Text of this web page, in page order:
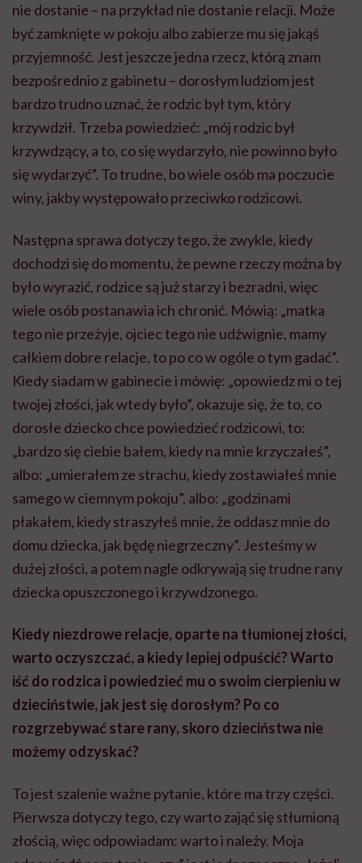
nie dostanie – na przykład nie dostanie relacji. Może
być zamknięte w pokoju albo zabierze mu się jakąś
przyjemność. Jest jeszcze jedna rzecz, którą znam
bezpośrednio z gabinetu – dorosłym ludziom jest
bardzo trudno uznać, że rodzic był tym, który
krzywdził. Trzeba powiedzieć: „mój rodzic był
krzywdzący, a to, co się wydarzyło, nie powinno było
się wydarzyć”. To trudne, bo wiele osób ma poczucie
winy, jakby występowało przeciwko rodzicowi.
Następna sprawa dotyczy tego, że zwykle, kiedy
dochodzi się do momentu, że pewne rzeczy można by
było wyrazić, rodzice są już starzy i bezradni, więc
wiele osób postanawia ich chronić. Mówią: „matka
tego nie przeżyje, ojciec tego nie udźwignie, mamy
całkiem dobre relacje, to po co w ogóle o tym gadać”.
Kiedy siadam w gabinecie i mówię: „opowiedz mi o tej
twojej złości, jak wtedy było”, okazuje się, że to, co
dorosłe dziecko chce powiedzieć rodzicowi, to:
„bardzo się ciebie bałem, kiedy na mnie krzyczałeś”,
albo: „umierałem ze strachu, kiedy zostawiałeś mnie
samego w ciemnym pokoju”, albo: „godzinami
płakałem, kiedy straszyłeś mnie, że oddasz mnie do
domu dziecka, jak będę niegrzeczny”. Jesteśmy w
dużej złości, a potem nagle odkrywają się trudne rany
dziecka opuszczonego i krzywdzonego.
Kiedy niezdrowe relacje, oparte na tłumionej złości,
warto oczyszczać, a kiedy lepiej odpuścić? Warto
iść do rodzica i powiedzieć mu o swoim cierpieniu w
dzieciństwie, jak jest się dorosłym? Po co
rozgrzebywać stare rany, skoro dzieciństwa nie
możemy odzyskać?
To jest szalenie ważne pytanie, które ma trzy części.
Pierwsza dotyczy tego, czy warto zająć się stłumioną
złością, więc odpowiadam: warto i należy. Moja